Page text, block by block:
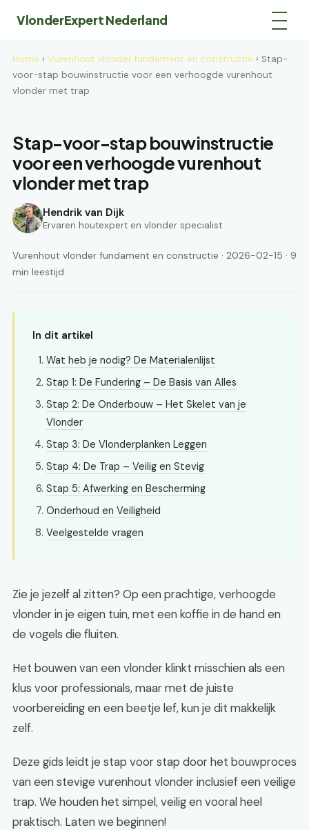
VlonderExpert Nederland
Home › Vurenhout vlonder fundament en constructie › Stap-
voor-stap bouwinstructie voor een verhoogde vurenhout
vlonder met trap
Stap-voor-stap bouwinstructie
voor een verhoogde vurenhout
vlonder met trap
Hendrik van Dijk
Ervaren houtexpert en vlonder specialist
Vurenhout vlonder fundament en constructie · 2026-02-15 · 9
min leestijd
In dit artikel
Wat heb je nodig? De Materialenlijst
Stap 1: De Fundering – De Basis van Alles
Stap 2: De Onderbouw – Het Skelet van je
Vlonder
Stap 3: De Vlonderplanken Leggen
Stap 4: De Trap – Veilig en Stevig
Stap 5: Afwerking en Bescherming
Onderhoud en Veiligheid
Veelgestelde vragen
Zie je jezelf al zitten? Op een prachtige, verhoogde
vlonder in je eigen tuin, met een koffie in de hand en
de vogels die fluiten.
Het bouwen van een vlonder klinkt misschien als een
klus voor professionals, maar met de juiste
voorbereiding en een beetje lef, kun je dit makkelijk
zelf.
Deze gids leidt je stap voor stap door het bouwproces
van een stevige vurenhout vlonder inclusief een veilige
trap. We houden het simpel, veilig en vooral heel
praktisch. Laten we beginnen!